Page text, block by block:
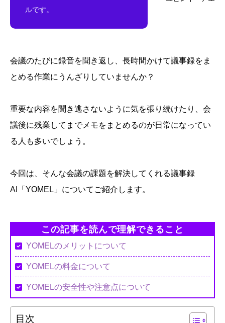
ルです。
会議のたびに録音を聞き返し、長時間かけて議事録をま
とめる作業にうんざりしていませんか？
重要な内容を聞き逃さないように気を張り続けたり、会
議後に残業してまでメモをまとめるのが日常になってい
る人も多いでしょう。
今回は、そんな会議の課題を解決してくれる議事録
AI「YOMEL」についてご紹介します。
この記事を読んで理解できること
YOMELのメリットについて
YOMELの料金について
YOMELの安全性や注意点について
目次